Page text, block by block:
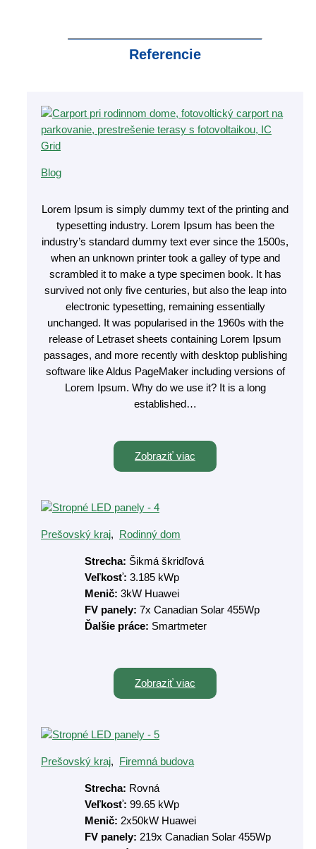
Referencie
Blog
Lorem Ipsum is simply dummy text of the printing and
typesetting industry. Lorem Ipsum has been the
industry’s standard dummy text ever since the 1500s,
when an unknown printer took a galley of type and
scrambled it to make a type specimen book. It has
survived not only five centuries, but also the leap into
electronic typesetting, remaining essentially
unchanged. It was popularised in the 1960s with the
release of Letraset sheets containing Lorem Ipsum
passages, and more recently with desktop publishing
software like Aldus PageMaker including versions of
Lorem Ipsum. Why do we use it? It is a long
established…
Zobraziť viac
Prešovský kraj, Rodinný dom
Strecha: Šikmá škridľová
Veľkosť: 3.185 kWp
Menič: 3kW Huawei
FV panely: 7x Canadian Solar 455Wp
Ďalšie práce: Smartmeter
Zobraziť viac
Prešovský kraj, Firemná budova
Strecha: Rovná
Veľkosť: 99.65 kWp
Menič: 2x50kW Huawei
FV panely: 219x Canadian Solar 455Wp